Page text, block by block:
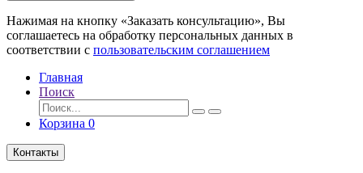
Нажимая на кнопку «Заказать консультацию», Вы
соглашаетесь на обработку персональных данных в
соответствии с пользовательским соглашением
Главная
Поиск
Корзина 0
Контакты